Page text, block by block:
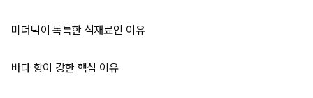
미더덕이 독특한 식재료인 이유
바다 향이 강한 핵심 이유